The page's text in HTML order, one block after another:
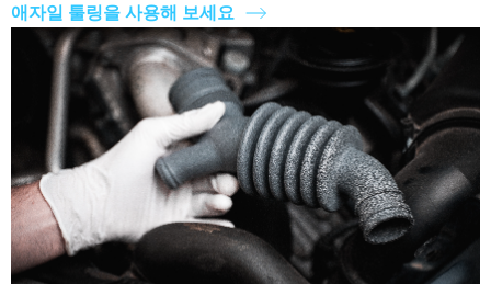
애자일 툴링을 사용해 보세요